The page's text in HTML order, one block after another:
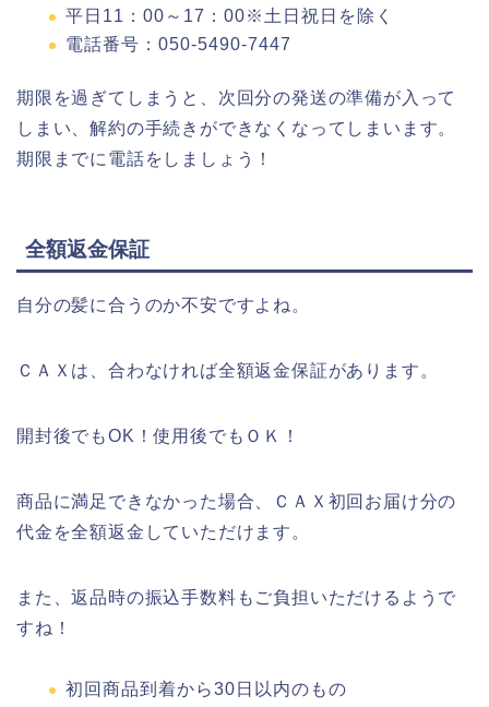
平日11：00～17：00※土日祝日を除く
電話番号：050-5490-7447
期限を過ぎてしまうと、次回分の発送の準備が入って
しまい、解約の手続きができなくなってしまいます。
期限までに電話をしましょう！
全額返金保証
自分の髪に合うのか不安ですよね。
ＣＡＸは、合わなければ全額返金保証があります。
開封後でもOK！使用後でもＯＫ！
商品に満足できなかった場合、ＣＡＸ初回お届け分の
代金を全額返金していただけます。
また、返品時の振込手数料もご負担いただけるようで
すね！
初回商品到着から30日以内のもの